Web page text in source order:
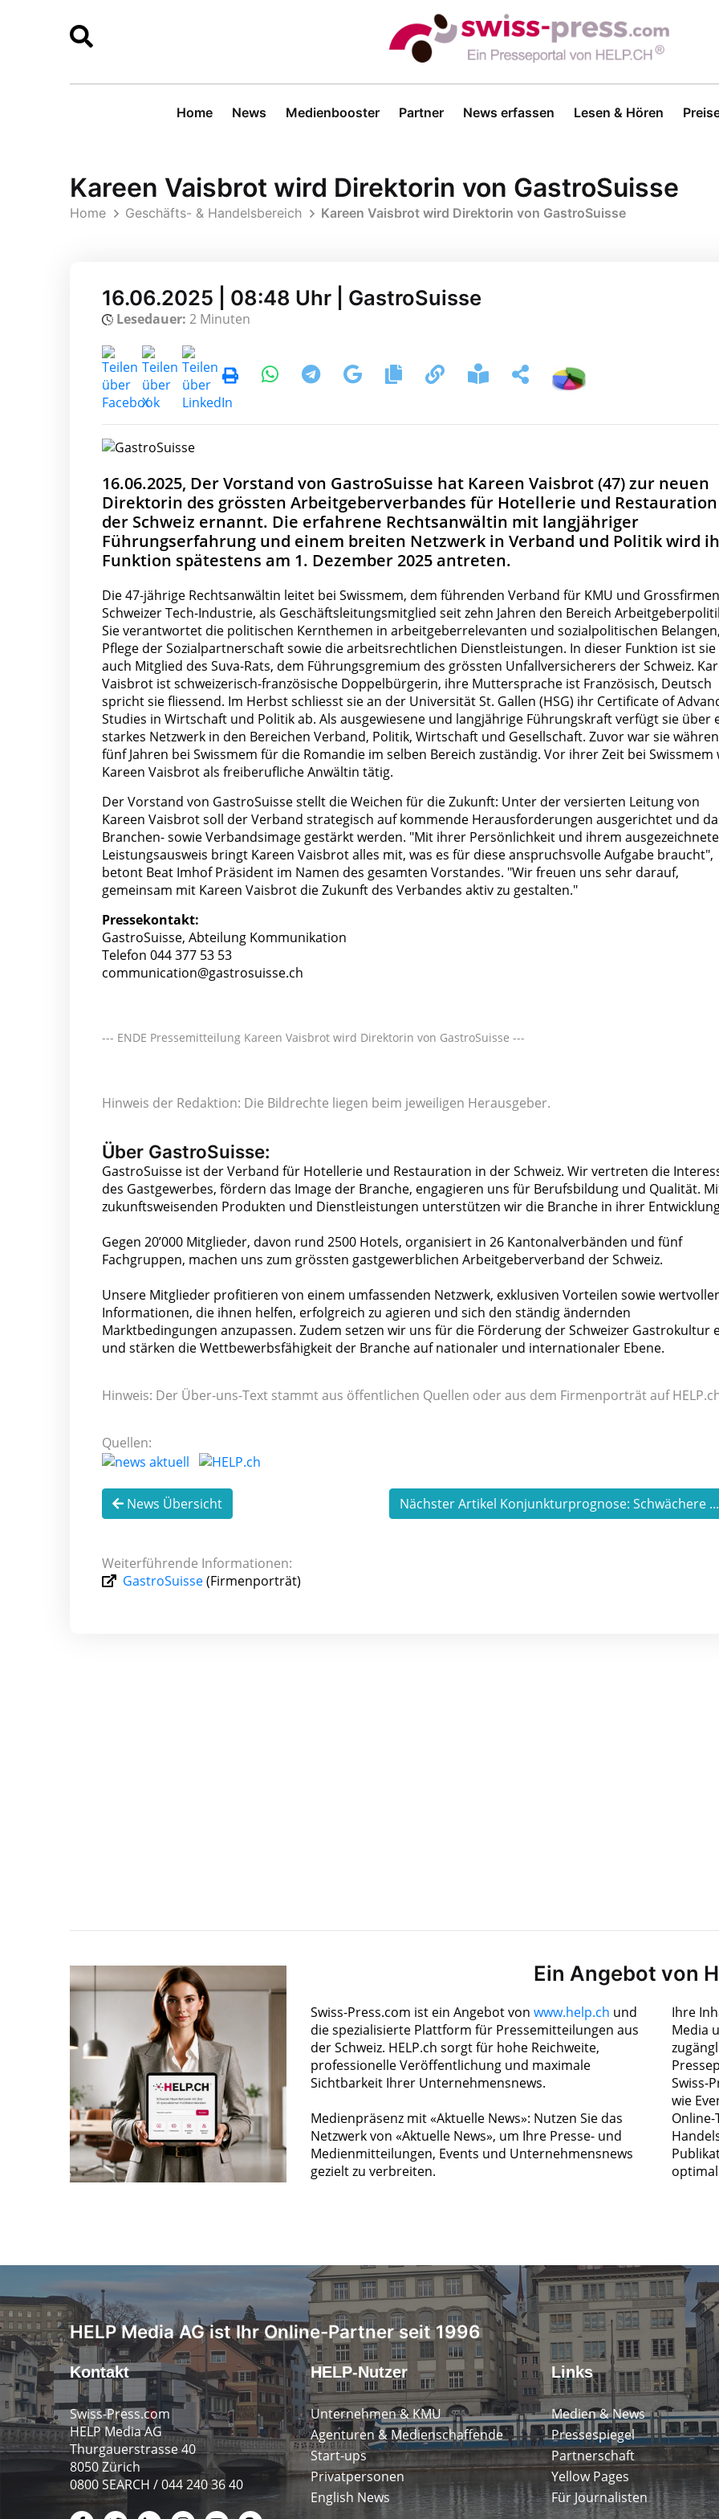
Home News Medienbooster Partner News erfassen Lesen & Hören
Kareen Vaisbrot wird Direktorin von GastroSuisse
Home Geschäfts- & Handelsbereich Kareen Vaisbrot wird Direktorin von GastroSuisse
16.06.2025 | 08:48 Uhr | GastroSuisse
Lesedauer: 2 Minuten
16.06.2025, Der Vorstand von GastroSuisse hat Kareen Vaisbrot (47) zur neuen
Direktorin des grössten Arbeitgeberverbandes für Hotellerie und
der Schweiz ernannt. Die erfahrene Rechtsanwältin mit langjähriger
Führungserfahrung und einem breiten Netzwerk in Verband und Politik wird
Funktion spätestens am 1. Dezember 2025 antreten.
Die 47-jährige Rechtsanwältin leitet bei Swissmem, dem führenden Verband für KMU und
Schweizer Tech-Industrie, als Geschäftsleitungsmitglied seit zehn Jahren den Bereich
Sie verantwortet die politischen Kernthemen in arbeitgeberrelevanten und sozialpolitischen
Pflege der Sozialpartnerschaft sowie die arbeitsrechtlichen Dienstleistungen. In dieser Funktion ist sie
auch Mitglied des Suva-Rats, dem Führungsgremium des grössten Unfallversicherers der Schweiz.
Vaisbrot ist schweizerisch-französische Doppelbürgerin, ihre Muttersprache ist Französisch, Deutsch
spricht sie fliessend. Im Herbst schliesst sie an der Universität St. Gallen (HSG) ihr Certificate of
Studies in Wirtschaft und Politik ab. Als ausgewiesene und langjährige Führungskraft verfügt sie über
starkes Netzwerk in den Bereichen Verband, Politik, Wirtschaft und Gesellschaft. Zuvor war sie
fünf Jahren bei Swissmem für die Romandie im selben Bereich zuständig. Vor ihrer Zeit bei Swissmem
Kareen Vaisbrot als freiberufliche Anwältin tätig.
Der Vorstand von GastroSuisse stellt die Weichen für die Zukunft: Unter der versierten Leitung von
Kareen Vaisbrot soll der Verband strategisch auf kommende Herausforderungen ausgerichtet und
Branchen- sowie Verbandsimage gestärkt werden. "Mit ihrer Persönlichkeit und ihrem
Leistungsausweis bringt Kareen Vaisbrot alles mit, was es für diese anspruchsvolle Aufgabe braucht",
betont Beat Imhof Präsident im Namen des gesamten Vorstandes. "Wir freuen uns sehr darauf,
gemeinsam mit Kareen Vaisbrot die Zukunft des Verbandes aktiv zu gestalten."
Pressekontakt:
GastroSuisse, Abteilung Kommunikation
Telefon 044 377 53 53
communication@gastrosuisse.ch
--- ENDE Pressemitteilung Kareen Vaisbrot wird Direktorin von GastroSuisse ---
Hinweis der Redaktion: Die Bildrechte liegen beim jeweiligen Herausgeber.
Über GastroSuisse:
GastroSuisse ist der Verband für Hotellerie und Restauration in der Schweiz. Wir vertreten die
des Gastgewerbes, fördern das Image der Branche, engagieren uns für Berufsbildung und Qualität.
zukunftsweisenden Produkten und Dienstleistungen unterstützen wir die Branche in ihrer
Gegen 20’000 Mitglieder, davon rund 2500 Hotels, organisiert in 26 Kantonalverbänden und fünf
Fachgruppen, machen uns zum grössten gastgewerblichen Arbeitgeberverband der Schweiz.
Unsere Mitglieder profitieren von einem umfassenden Netzwerk, exklusiven Vorteilen sowie
Informationen, die ihnen helfen, erfolgreich zu agieren und sich den ständig ändernden
Marktbedingungen anzupassen. Zudem setzen wir uns für die Förderung der Schweizer Gastrokultur
und stärken die Wettbewerbsfähigkeit der Branche auf nationaler und internationaler Ebene.
Hinweis: Der Über-uns-Text stammt aus öffentlichen Quellen oder aus dem Firmenporträt auf
Quellen:
News Übersicht Nächster Artikel Konjunkturprognose: Schwächere
Weiterführende Informationen:
GastroSuisse(Firmenporträt)
Ein Angebot von
Swiss-Press.com ist ein Angebot von www.help.ch und
die spezialisierte Plattform für Pressemitteilungen aus
der Schweiz. HELP.ch sorgt für hohe Reichweite,
professionelle Veröffentlichung und maximale
Sichtbarkeit Ihrer Unternehmensnews.
Medienpräsenz mit «Aktuelle News»: Nutzen Sie das
Netzwerk von «Aktuelle News», um Ihre Presse- und
Medienmitteilungen, Events und Unternehmensnews
gezielt zu verbreiten.
Ihre
Media
Swiss-
wie
HELP Media AG ist Ihr Online-Partner seit 1996
Kontakt
Swiss-Press.com
HELP Media AG
Thurgauerstrasse 40
8050 Zürich
0800 SEARCH / 044 240 36 40
HELP-Nutzer
Unternehmen & KMU
Agenturen & Medienschaffende
Start-ups
Privatpersonen
English News
Links
Medien & News
Pressespiegel
Partnerschaft
Yellow Pages
Für Journalisten